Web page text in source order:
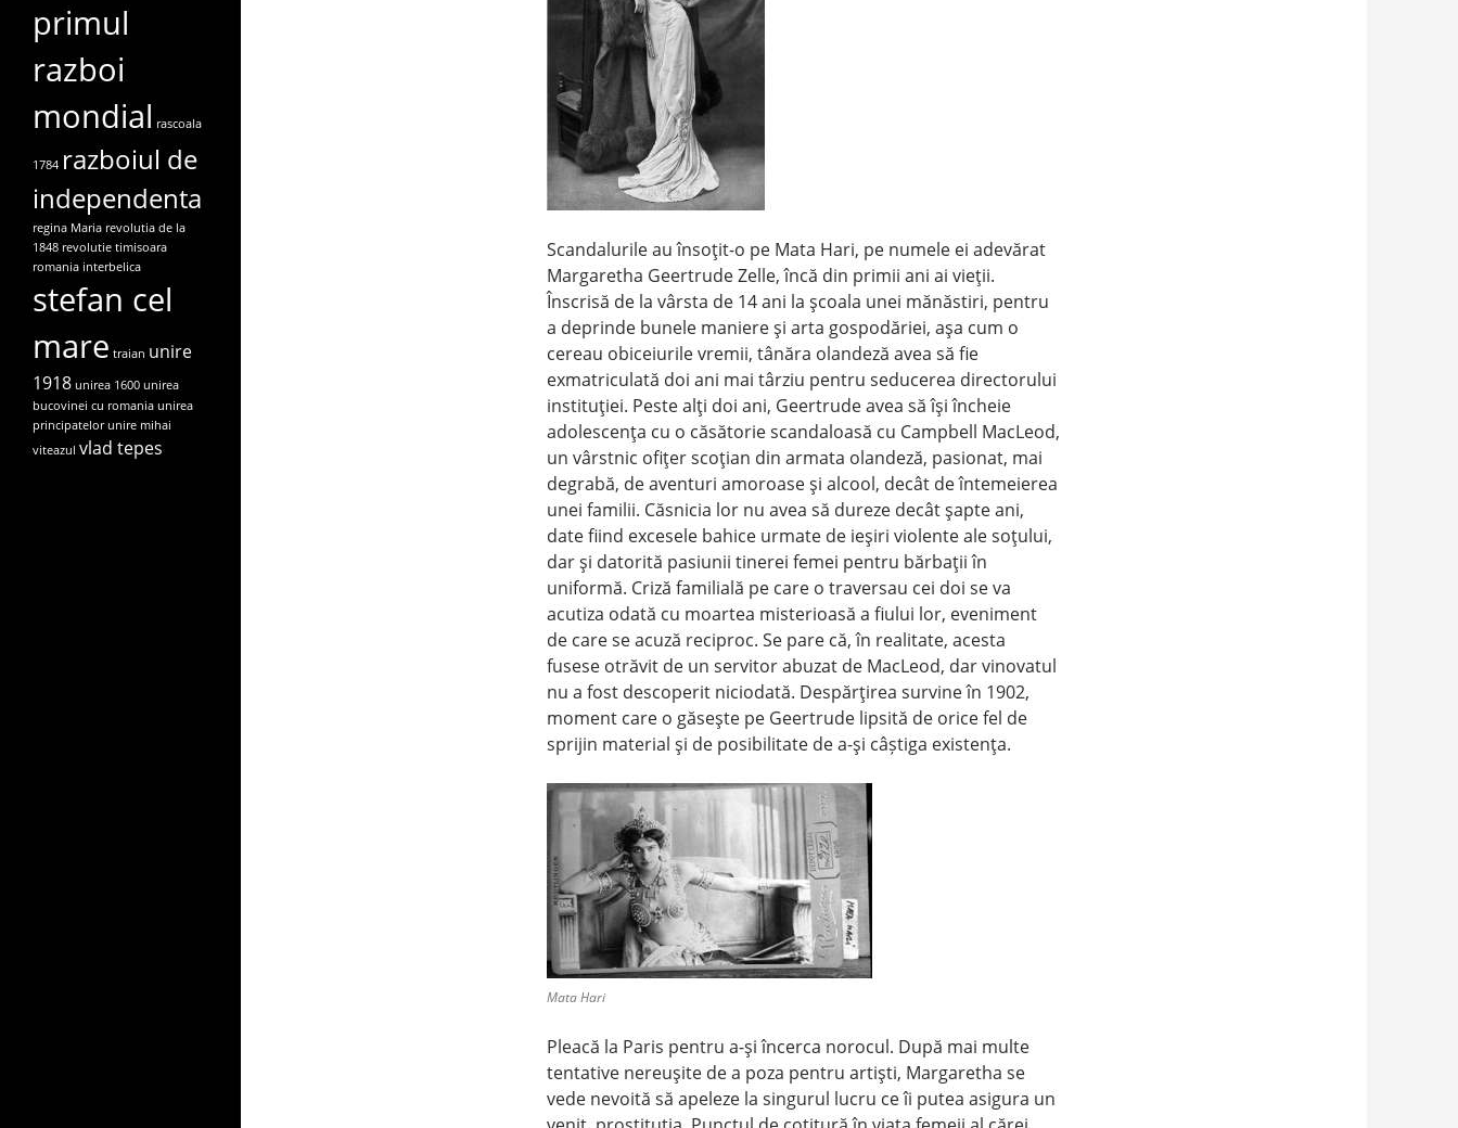
Scandalurile au însoţit-o pe Mata Hari, pe numele ei adevărat
Margaretha Geertrude Zelle, încă din primii ani ai vieţii.
Înscrisă de la vârsta de 14 ani la şcoala unei mănăstiri, pentru
a deprinde bunele maniere şi arta gospodăriei, aşa cum o
cereau obiceiurile vremii, tânăra olandeză avea să fie
exmatriculată doi ani mai târziu pentru seducerea directorului
instituţiei. Peste alţi doi ani, Geertrude avea să îşi încheie
adolescenţa cu o căsătorie scandaloasă cu Campbell MacLeod,
un vârstnic ofiţer scoţian din armata olandeză, pasionat, mai
degrabă, de aventuri amoroase şi alcool, decât de întemeierea
unei familii. Căsnicia lor nu avea să dureze decât şapte ani,
date fiind excesele bahice urmate de ieşiri violente ale soţului,
dar şi datorită pasiunii tinerei femei pentru bărbaţii în
uniformă. Criză familială pe care o traversau cei doi se va
acutiza odată cu moartea misterioasă a fiului lor, eveniment
de care se acuză reciproc. Se pare că, în realitate, acesta
fusese otrăvit de un servitor abuzat de MacLeod, dar vinovatul
nu a fost descoperit niciodată. Despărţirea survine în 1902,
moment care o găseşte pe Geertrude lipsită de orice fel de
sprijin material şi de posibilitate de a-şi câștiga existenţa.
Mata Hari
Pleacă la Paris pentru a-şi încerca norocul. După mai multe
tentative nereuşite de a poza pentru artişti, Margaretha se
vede nevoită să apeleze la singurul lucru ce îi putea asigura un
primul
razboi
mondial rascoala
1784 razboiul de
independenta
regina Maria revolutia de la
1848 revolutie timisoara
romania interbelica
stefan cel
mare traian unire
1918 unirea 1600 unirea
bucovinei cu romania unirea
principatelor unire mihai
viteazul vlad tepes